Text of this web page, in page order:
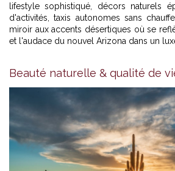
lifestyle sophistiqué, décors naturels
d'activités, taxis autonomes sans
miroir aux accents désertiques où se
et l'audace du nouvel Arizona dans un
Beauté naturelle & qualité de